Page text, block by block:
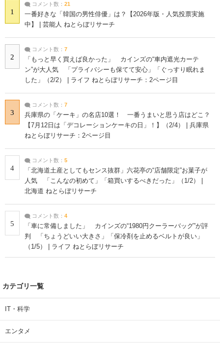
1
コメント数： 21
一番好きな「韓国の男性俳優」は？【2026年版・人気投票実施
中】 | 芸能人 ねとらぼリサーチ
2
コメント数： 7
「もっと早く買えば良かった」 カインズの“車内遮光カーテ
ン”が大人気 「プライバシーも保てて安心」「ぐっすり眠れま
した」（2/2） | ライフ ねとらぼリサーチ：2ページ目
3
コメント数： 7
兵庫県の「ケーキ」の名店10選！ 一番うまいと思う店はどこ？
【7月12日は「デコレーションケーキの日」！】（2/4） | 兵庫県
ねとらぼリサーチ：2ページ目
4
コメント数： 5
「北海道土産としてもセンス抜群」六花亭の“店舗限定”お菓子が
人気 「こんなの初めて」「箱買いするべきだった」（1/2） |
北海道 ねとらぼリサーチ
5
コメント数： 4
「車に常備しました」 カインズの“1980円クーラーバッグ”が評
判 「ちょうどいい大きさ」「保冷剤を止めるベルトが良い」
（1/5） | ライフ ねとらぼリサーチ
カテゴリ一覧
IT・科学
エンタメ